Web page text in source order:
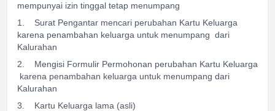
mempunyai izin tinggal tetap menumpang
1. Surat Pengantar mencari perubahan Kartu Keluarga
karena penambahan keluarga untuk menumpang dari
Kalurahan
2. Mengisi Formulir Permohonan perubahan Kartu Keluarga
karena penambahan keluarga untuk menumpang dari
Kalurahan
3. Kartu Keluarga lama (asli)